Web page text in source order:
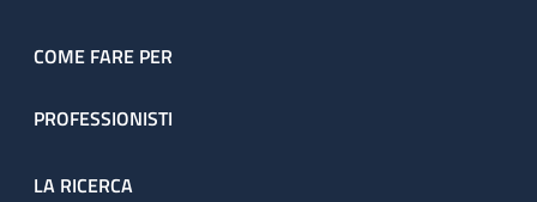
COME FARE PER
PROFESSIONISTI
LA RICERCA